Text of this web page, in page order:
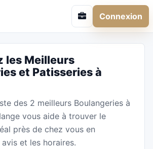
Connexion
les Meilleurs
et Patisseries à
des 2 meilleurs Boulangeries à
vous aide à trouver le
près de chez vous en
et les horaires.